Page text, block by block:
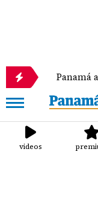
Panamá amplía
videos